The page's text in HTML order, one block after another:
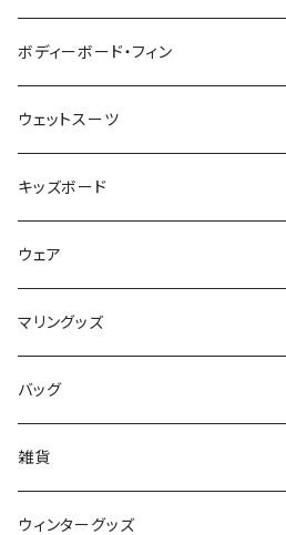
pride.m
FLOCO
Mermaid & Guys
UNDERSERIES
TABIE REVO
AQA
STORMBLADE
サーフボード
BBS / EAU WETSUITS
フィン
サーフボードアクセサリー
ボディーボード
BBフィン
BBアクセサリー
コイルコード
ボードケース
ボディーボード・フィン
ウェットスーツ
キッズボード
ウェア
メンズ
レディース
キッズ
マリングッズ
バッグ
雑貨
ウィンターグッズ